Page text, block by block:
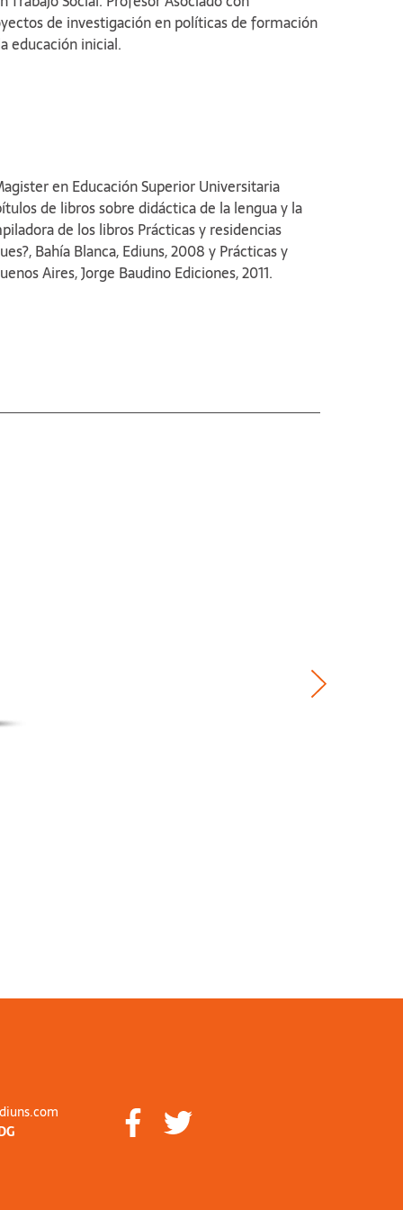
de investigación en políticas de formación
educación inicial.
en Educación Superior Universitaria
de libros sobre didáctica de la lengua y la
de los libros Prácticas y residencias
Bahía Blanca, Ediuns, 2008 y Prácticas y
Aires, Jorge Baudino Ediciones, 2011.